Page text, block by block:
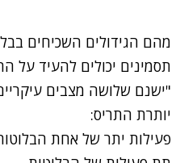
מהם הגידולים השכיחים
תסמינים יכולים להעיד על
"ישנם שלושה מצבים
יותרת התריס:
פעילות יתר של אחת